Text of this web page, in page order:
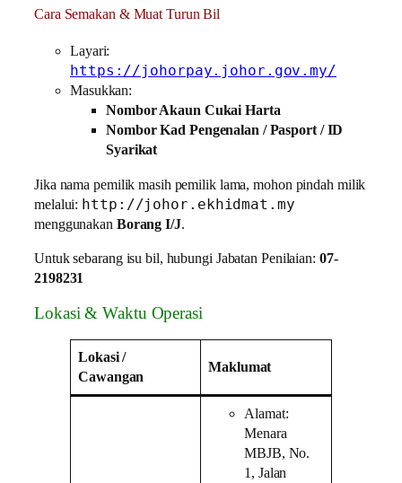
Cara Semakan & Muat Turun Bil
Layari:
https://johorpay.johor.gov.my/
Masukkan:
Nombor Akaun Cukai Harta
Nombor Kad Pengenalan / Pasport / ID
Syarikat
Jika nama pemilik masih pemilik lama, mohon pindah milik
melalui: http://johor.ekhidmat.my
menggunakan Borang I/J.
Untuk sebarang isu bil, hubungi Jabatan Penilaian: 07-
2198231
Lokasi & Waktu Operasi
Lokasi /
Cawangan
Maklumat
Alamat:
Menara
MBJB, No.
1, Jalan